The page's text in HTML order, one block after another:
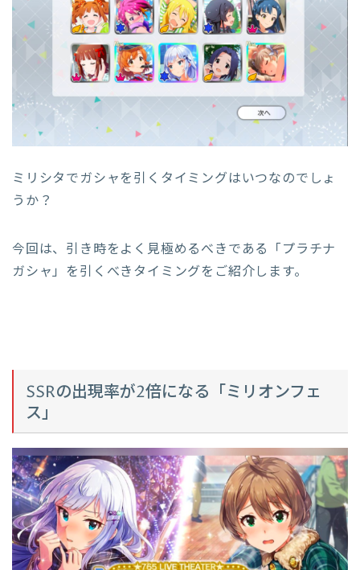
ミリシタでガシャを引くタイミングはいつなのでしょ
うか？
今回は、引き時をよく見極めるべきである「プラチナ
ガシャ」を引くべきタイミングをご紹介します。
SSRの出現率が2倍になる「ミリオンフェ
ス」